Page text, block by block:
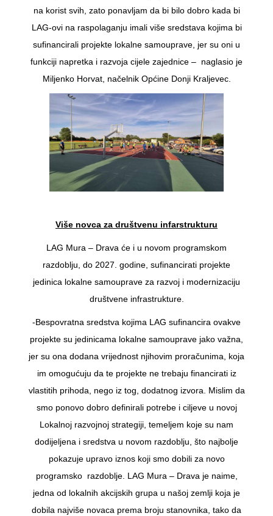
na korist svih, zato ponavljam da bi bilo dobro kada bi
LAG-ovi na raspolaganju imali više sredstava kojima bi
sufinancirali projekte lokalne samouprave, jer su oni u
funkciji napretka i razvoja cijele zajednice – naglasio je
Miljenko Horvat, načelnik Općine Donji Kraljevec.
Više novca za društvenu infarstrukturu
LAG Mura – Drava će i u novom programskom
razdoblju, do 2027. godine, sufinancirati projekte
jedinica lokalne samouprave za razvoj i modernizaciju
društvene infrastrukture.
-Bespovratna sredstva kojima LAG sufinancira ovakve
projekte su jedinicama lokalne samouprave jako važna,
jer su ona dodana vrijednost njihovim proračunima, koja
im omogućuju da te projekte ne trebaju financirati iz
vlastitih prihoda, nego iz tog, dodatnog izvora. Mislim da
smo ponovo dobro definirali potrebe i ciljeve u novoj
Lokalnoj razvojnoj strategiji, temeljem koje su nam
dodijeljena i sredstva u novom razdoblju, što najbolje
pokazuje upravo iznos koji smo dobili za novo
programsko razdoblje. LAG Mura – Drava je naime,
jedna od lokalnih akcijskih grupa u našoj zemlji koja je
dobila najviše novaca prema broju stanovnika, tako da